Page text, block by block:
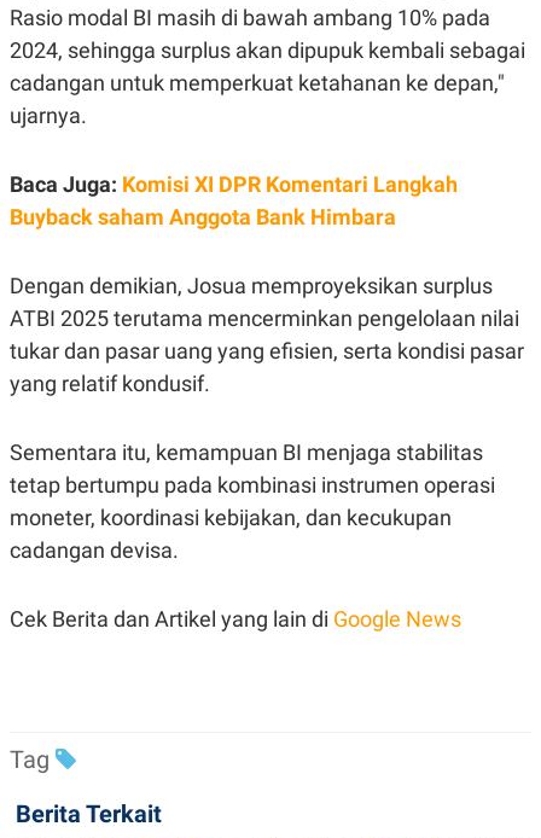
A
.
D
SITEMAPPROFILETERM
OF
USE
SIBER
PRIVACY
POLICY
Rasio modal BI masih di bawah ambang 10% pada
2024, sehingga surplus akan dipupuk kembali sebagai
cadangan untuk memperkuat ketahanan ke depan,"
ujarnya.
Baca Juga: Komisi XI DPR Komentari Langkah
Buyback saham Anggota Bank Himbara
Dengan demikian, Josua memproyeksikan surplus
ATBI 2025 terutama mencerminkan pengelolaan nilai
tukar dan pasar uang yang efisien, serta kondisi pasar
yang relatif kondusif.
Sementara itu, kemampuan BI menjaga stabilitas
tetap bertumpu pada kombinasi instrumen operasi
moneter, koordinasi kebijakan, dan kecukupan
cadangan devisa.
Cek Berita dan Artikel yang lain di Google News
Tag
Berita Terkait